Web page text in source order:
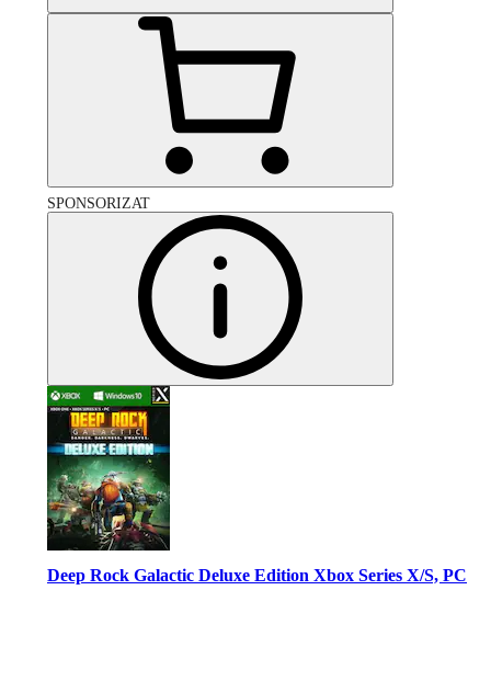
SPONSORIZAT
Deep Rock Galactic Deluxe Edition Xbox Series X/S, PC